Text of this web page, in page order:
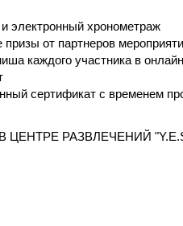
электронный хронометраж
от партнеров
каждого участника в
сертификат с временем
РАЗВЛЕЧЕНИЙ